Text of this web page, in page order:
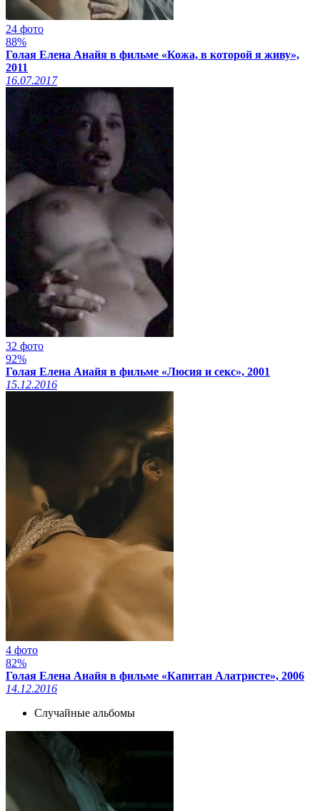
24 фото
88%
Голая Елена Анайя в фильме «Кожа, в которой я живу»,
2011
16.07.2017
32 фото
92%
Голая Елена Анайя в фильме «Люсия и секс», 2001
15.12.2016
4 фото
82%
Голая Елена Анайя в фильме «Капитан Алатристе», 2006
14.12.2016
Случайные альбомы